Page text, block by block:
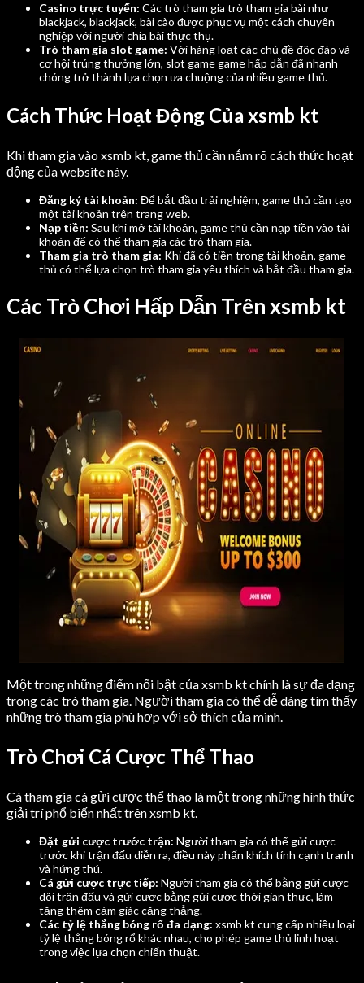
Casino trực tuyến: Các trò tham gia trò tham gia bài như
blackjack, blackjack, bài cào được phục vụ một cách chuyên
nghiệp với người chia bài thực thụ.
Trò tham gia slot game: Với hàng loạt các chủ đề độc đáo và
cơ hội trúng thưởng lớn, slot game game hấp dẫn đã nhanh
chóng trở thành lựa chọn ưa chuộng của nhiều game thủ.
Cách Thức Hoạt Động Của xsmb kt
Khi tham gia vào xsmb kt, game thủ cần nắm rõ cách thức hoạt
động của website này.
Đăng ký tài khoản: Để bắt đầu trải nghiệm, game thủ cần tạo
một tài khoản trên trang web.
Nạp tiền: Sau khi mở tài khoản, game thủ cần nạp tiền vào tài
khoản để có thể tham gia các trò tham gia.
Tham gia trò tham gia: Khi đã có tiền trong tài khoản, game
thủ có thể lựa chọn trò tham gia yêu thích và bắt đầu tham gia.
Các Trò Chơi Hấp Dẫn Trên xsmb kt
Một trong những điểm nổi bật của xsmb kt chính là sự đa dạng
trong các trò tham gia. Người tham gia có thể dễ dàng tìm thấy
những trò tham gia phù hợp với sở thích của mình.
Trò Chơi Cá Cược Thể Thao
Cá tham gia cá gửi cược thể thao là một trong những hình thức
giải trí phổ biến nhất trên xsmb kt.
Đặt gửi cược trước trận: Người tham gia có thể gửi cược
trước khi trận đấu diễn ra, điều này phấn khích tính cạnh tranh
và hứng thú.
Cá gửi cược trực tiếp: Người tham gia có thể bằng gửi cược
dõi trận đấu và gửi cược bằng gửi cược thời gian thực, làm
tăng thêm cảm giác căng thẳng.
Các tỷ lệ thắng bóng rổ đa dạng: xsmb kt cung cấp nhiều loại
tỷ lệ thắng bóng rổ khác nhau, cho phép game thủ linh hoạt
trong việc lựa chọn chiến thuật.